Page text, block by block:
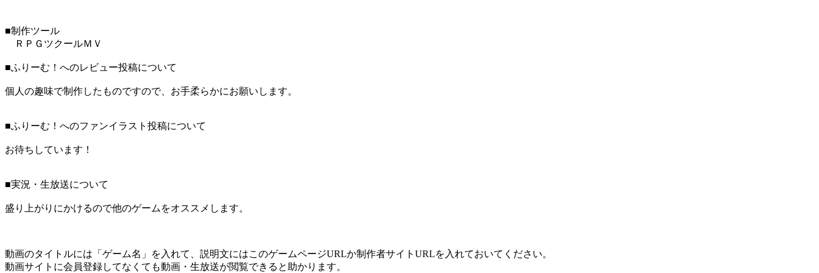
■制作ツール
ＲＰＧツクールＭＶ
■ふりーむ！へのレビュー投稿について
個人の趣味で制作したものですので、お手柔らかにお願いします。
■ふりーむ！へのファンイラスト投稿について
お待ちしています！
■実況・生放送について
盛り上がりにかけるので他のゲームをオススメします。
動画のタイトルには「ゲーム名」を入れて、説明文にはこのゲームページURLか制作者サイトURLを入れておいてください。
動画サイトに会員登録してなくても動画・生放送が閲覧できると助かります。